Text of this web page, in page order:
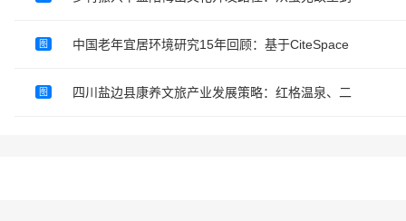
图 中国老年宜居环境研究15年回顾：基于CiteSpace
图 四川盐边县康养文旅产业发展策略：红格温泉、二